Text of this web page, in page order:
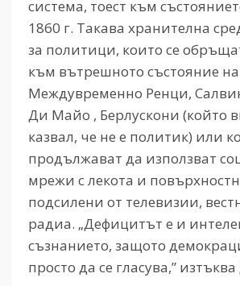
система, тоест към
1860 г. Такава хранителна
за политици, които се
към вътрешното състояние
Междувременно Ренци,
Ди Майо , Берлускони (който
казвал, че не е политик) или
продължават да използват
мрежи с лекота и
подсилени от телевизии,
радиа. „Дефицитът е и
съзнанието, защото
просто да се гласува,”